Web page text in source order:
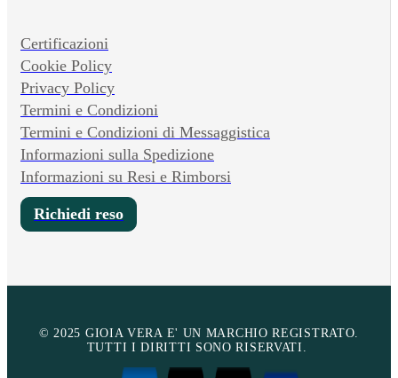
Certificazioni
Cookie Policy
Privacy Policy
Termini e Condizioni
Termini e Condizioni di Messaggistica
Informazioni sulla Spedizione
Informazioni su Resi e Rimborsi
Richiedi reso
© 2025 GIOIA VERA E' UN MARCHIO REGISTRATO.
TUTTI I DIRITTI SONO RISERVATI.